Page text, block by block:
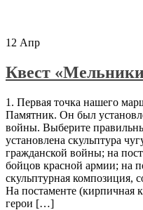
12 Апр
Квест
1. Первая точка нашего
Памятник. Он был
войны. Выберите
установлена скульптура
гражданской войны; на
бойцов красной армии; на
скульптурная композиция,
На постаменте (кирпичная
герои […]